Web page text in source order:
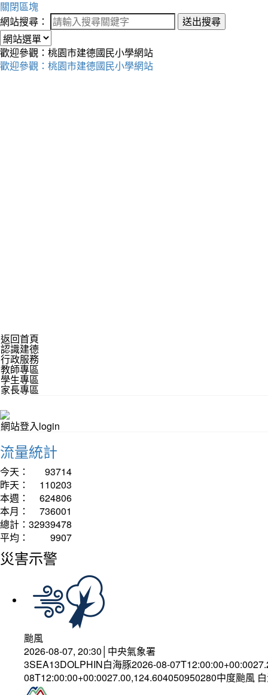
關閉區塊
網站搜尋：
送出搜尋
歡迎參觀：桃園市建德國民小學網站
歡迎參觀：桃園市建德國民小學網站
返回首頁
認識建德
行政服務
教師專區
學生專區
家長專區
網站登入login
流量統計
今天：
93714
昨天：
110203
本週：
624806
本月：
736001
總計： 32939478
平均：
9907
災害示警
颱風
2026-08-07, 20:30│中央氣象署
3SEA13DOLPHIN白海豚2026-08-
08T12:00:00+00:0027.00,124.604050950280中度颱風